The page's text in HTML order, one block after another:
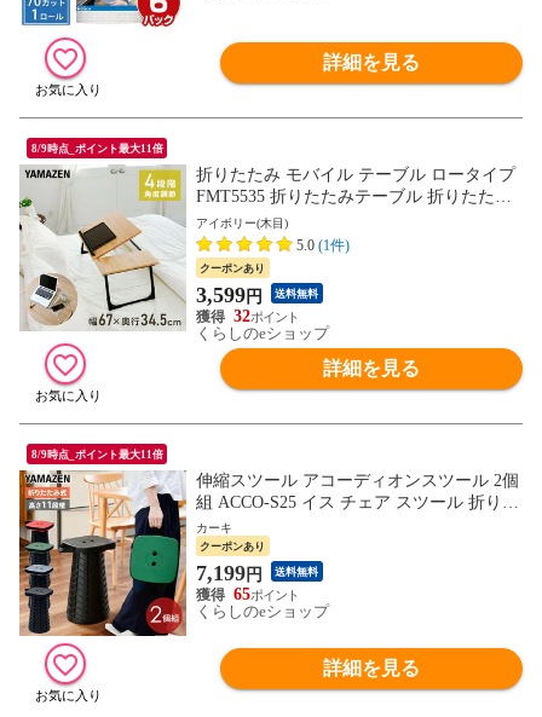
詳細を見る
8/9時点_ポイント最大11倍
折りたたみ モバイル テーブル ロータイプ
FMT5535 折りたたみテーブル 折りたたみ
デスク ローテーブル ミニテーブル トレー
テーブル 机 在宅 在宅勤務 テレワーク お
しゃれ 山善 YAMAZEN 【送料無料】
アイボリー(木目)
5.0 (1件)
クーポンあり
3,599円 送料無料
32
くらしのeショップ
詳細を見る
8/9時点_ポイント最大11倍
伸縮スツール アコーディオンスツール 2個
組 ACCO-S25 イス チェア スツール 折りた
たみ 折りたたみチェア 折りたたみスツー
ル 簡易チェア 簡易スツール 高さ調節 コン
パクト おしゃれ 新生活 レジャー アウトド
ア 完成品 山善 YAMAZEN 【送料無料】
カーキ
クーポンあり
7,199円 送料無料
65
くらしのeショップ
詳細を見る